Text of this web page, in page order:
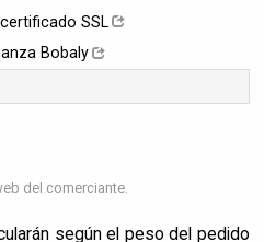
SSL
Bobaly
del comerciante.
según el peso del pedido